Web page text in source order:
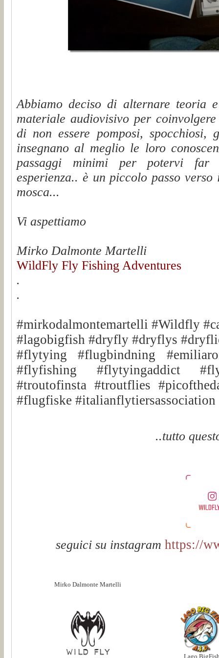
Abbiamo deciso di alternare
materiale audiovisivo per
di non essere pomposi,
insegnano al meglio le loro
passaggi minimi per potervi far
esperienza.. è un piccolo passo
mosca...
Vi aspettiamo
Mirko Dalmonte Martelli
WildFly Fly Fishing Adventures
.
.
#mirkodalmontemartelli #Wildfly
#lagobigfish #dryfly #dryflys
#flytying #flugbindning
#flyfishing #flytyingaddict
#troutofinsta #troutflies
#flugfiske #italianflytiersassociation
..tutto
seguici su instagram https://
Mirko Dalmonte Martelli
Lago